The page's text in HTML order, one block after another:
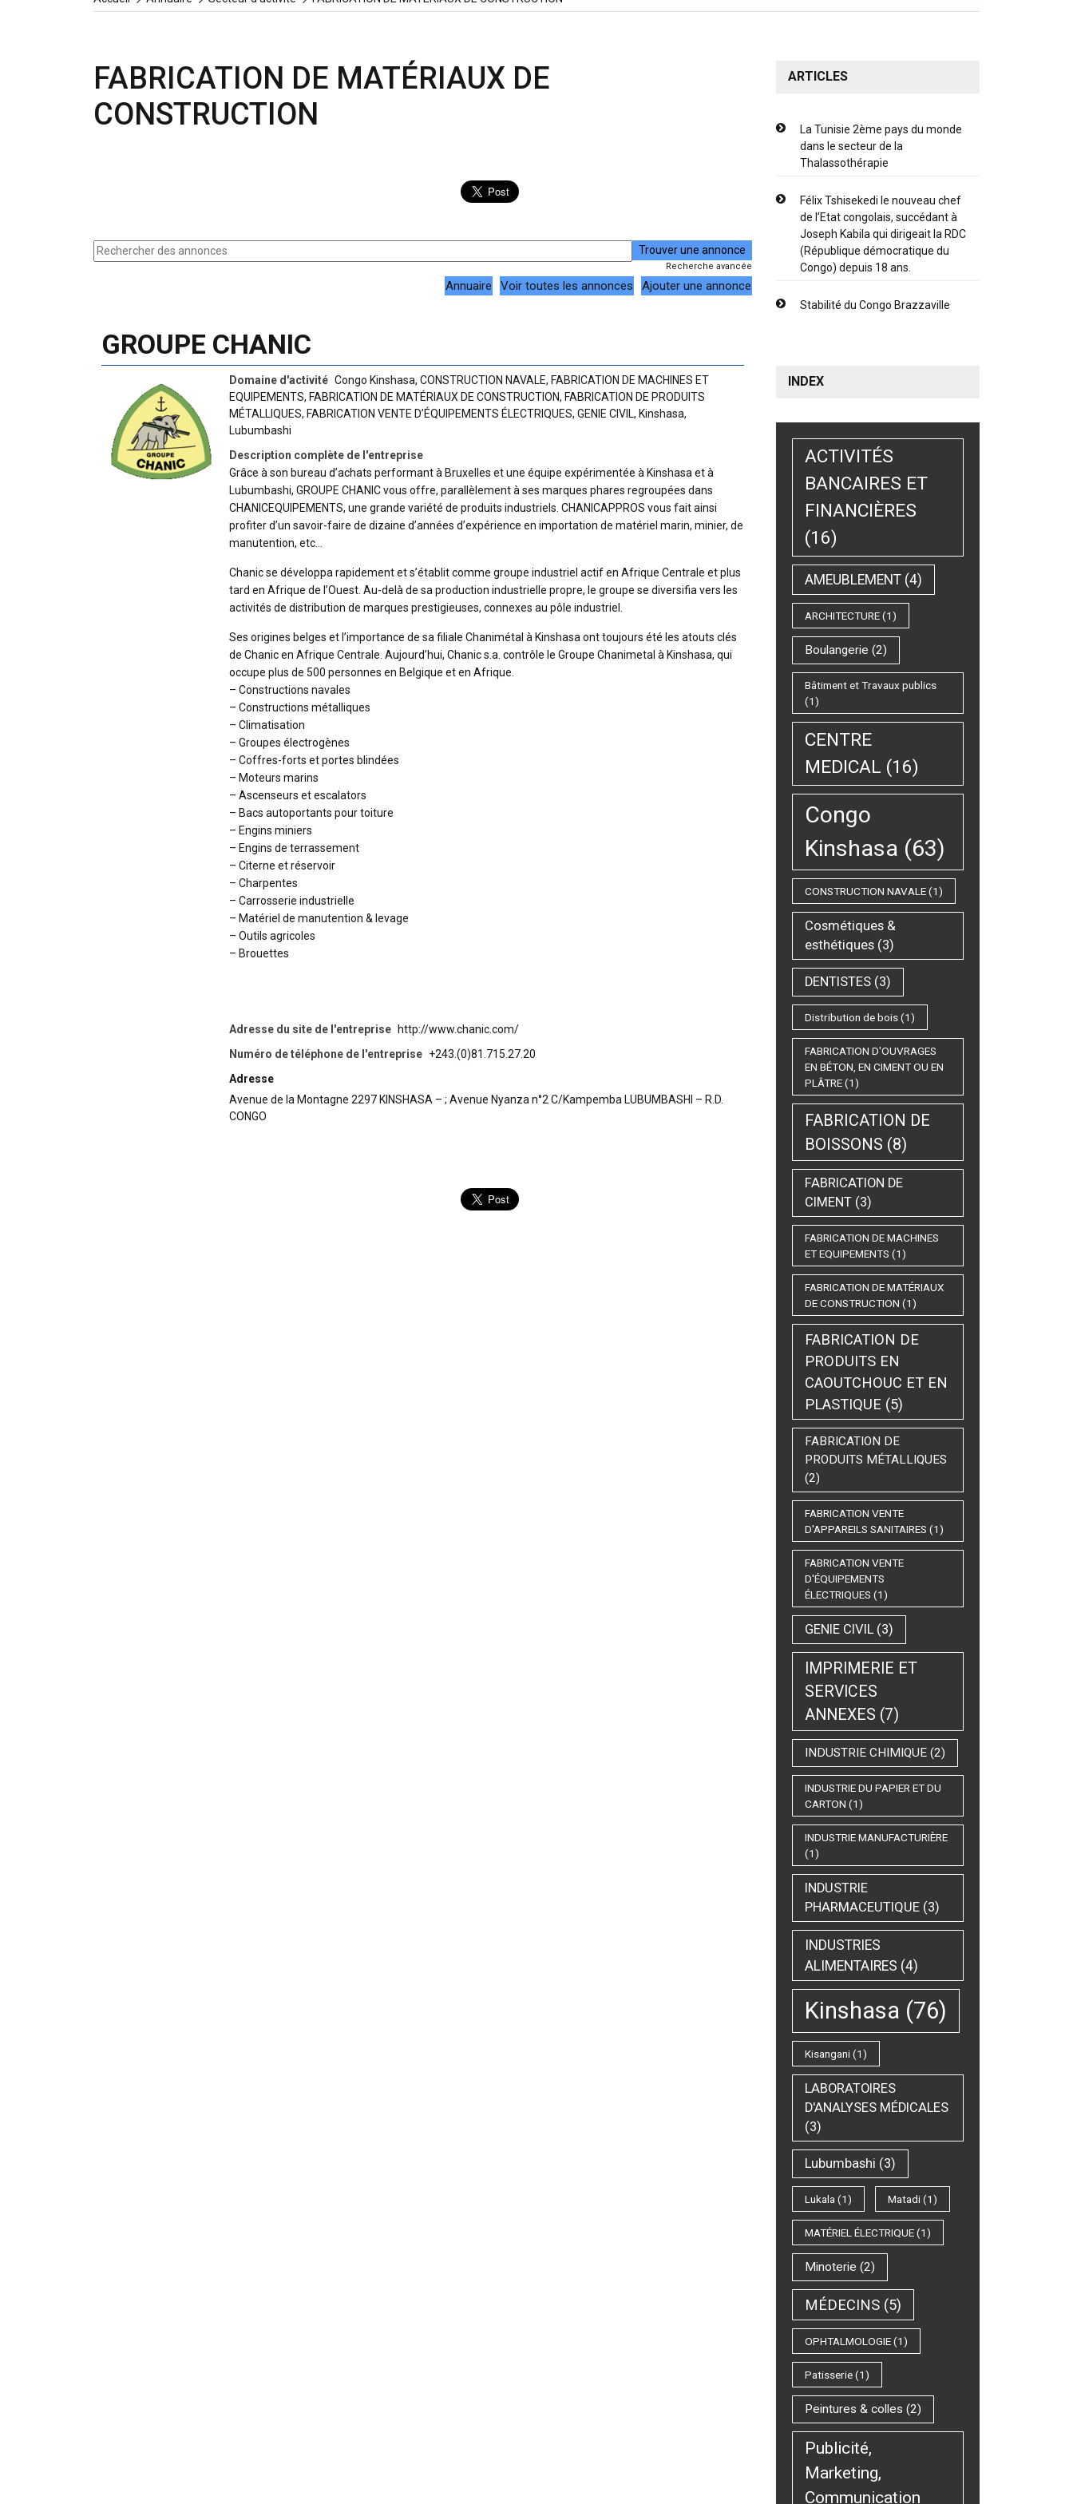
FABRICATION DE MATÉRIAUX DE
CONSTRUCTION
Recherche avancée
Annuaire Voir toutes les annonces Ajouter une annonce
GROUPE CHANIC
Domaine d'activité Congo Kinshasa, CONSTRUCTION NAVALE, FABRICATION DE MACHINES ET
EQUIPEMENTS, FABRICATION DE MATÉRIAUX DE CONSTRUCTION, FABRICATION DE PRODUITS
MÉTALLIQUES, FABRICATION VENTE D’ÉQUIPEMENTS ÉLECTRIQUES, GENIE CIVIL, Kinshasa,
Lubumbashi
Description complète de l'entreprise
Grâce à son bureau d’achats performant à Bruxelles et une équipe expérimentée à Kinshasa et à
Lubumbashi, GROUPE CHANIC vous offre, parallèlement à ses marques phares regroupées dans
CHANICEQUIPEMENTS, une grande variété de produits industriels. CHANICAPPROS vous fait ainsi
profiter d’un savoir-faire de dizaine d’années d’expérience en importation de matériel marin, minier, de
manutention, etc…
Chanic se développa rapidement et s’établit comme groupe industriel actif en Afrique Centrale et plus
tard en Afrique de l’Ouest. Au-delà de sa production industrielle propre, le groupe se diversifia vers les
activités de distribution de marques prestigieuses, connexes au pôle industriel.
Ses origines belges et l’importance de sa filiale Chanimétal à Kinshasa ont toujours été les atouts clés
de Chanic en Afrique Centrale. Aujourd’hui, Chanic s.a. contrôle le Groupe Chanimetal à Kinshasa, qui
occupe plus de 500 personnes en Belgique et en Afrique.
– Constructions navales
– Constructions métalliques
– Climatisation
– Groupes électrogènes
– Coffres-forts et portes blindées
– Moteurs marins
– Ascenseurs et escalators
– Bacs autoportants pour toiture
– Engins miniers
– Engins de terrassement
– Citerne et réservoir
– Charpentes
– Carrosserie industrielle
– Matériel de manutention & levage
– Outils agricoles
– Brouettes
Adresse du site de l'entreprise
http://www.chanic.com/
Numéro de téléphone de l'entreprise +243.(0)81.715.27.20
Adresse
Avenue de la Montagne 2297 KINSHASA – ; Avenue Nyanza n°2 C/Kampemba LUBUMBASHI – R.D.
CONGO
ARTICLES
La Tunisie 2ème pays du monde
dans le secteur de la
Thalassothérapie
Félix Tshisekedi le nouveau chef
de l’Etat congolais, succédant à
Joseph Kabila qui dirigeait la RDC
(République démocratique du
Congo) depuis 18 ans.
Stabilité du Congo Brazzaville
INDEX
ACTIVITÉS
BANCAIRES ET
FINANCIÈRES
(16)
AMEUBLEMENT (4)
ARCHITECTURE(1)
Boulangerie (2)
Bâtiment et Travaux publics
(1)
CENTRE
MEDICAL (16)
Congo
Kinshasa (63)
CONSTRUCTION NAVALE(1)
Cosmétiques &
esthétiques (3)
DENTISTES (3)
Distribution de bois(1)
FABRICATION D'OUVRAGES
EN BÉTON, EN CIMENT OU EN
PLÂTRE(1)
FABRICATION DE
BOISSONS (8)
FABRICATION DE
CIMENT (3)
FABRICATION DE MACHINES
ET EQUIPEMENTS (1)
FABRICATION DE MATÉRIAUX
DE CONSTRUCTION (1)
FABRICATION DE
PRODUITS EN
CAOUTCHOUC ET EN
PLASTIQUE (5)
FABRICATION DE
PRODUITS MÉTALLIQUES
(2)
FABRICATION VENTE
D'APPAREILS SANITAIRES (1)
FABRICATION VENTE
D'ÉQUIPEMENTS
ÉLECTRIQUES (1)
GENIE CIVIL (3)
IMPRIMERIE ET
SERVICES
ANNEXES (7)
INDUSTRIE CHIMIQUE (2)
INDUSTRIE DU PAPIER ET DU
CARTON (1)
INDUSTRIE MANUFACTURIÈRE
(1)
INDUSTRIE
PHARMACEUTIQUE (3)
INDUSTRIES
ALIMENTAIRES (4)
Kinshasa (76)
Kisangani(1)
LABORATOIRES
D'ANALYSES MÉDICALES
(3)
Lubumbashi (3)
Lukala (1) Matadi(1)
MATÉRIEL ÉLECTRIQUE(1)
Minoterie (2)
MÉDECINS (5)
OPHTALMOLOGIE(1)
Patisserie(1)
Peintures & colles (2)
Publicité,
Marketing,
Communication